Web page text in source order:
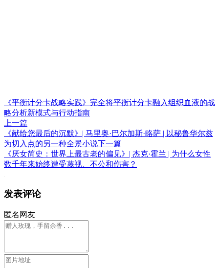
《平衡计分卡战略实践》完全将平衡计分卡融入组织血液的战
略分析新模式与行动指南
上一篇
《献给您最后的沉默》| 马里奥·巴尔加斯·略萨 | 以秘鲁华尔兹
为切入点的另一种全景小说下一篇
《厌女简史：世界上最古老的偏见》| 杰克·霍兰 | 为什么女性
数千年来始终遭受蔑视、不公和伤害？
发表评论
匿名网友